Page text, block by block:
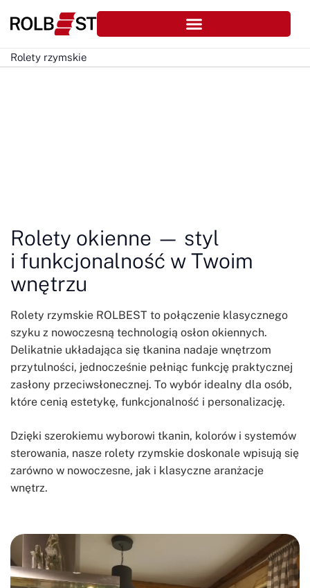
Rolety rzymskie
Rolety okienne — styl
i funkcjonalność w Twoim
wnętrzu
Rolety rzymskie ROLBEST to połączenie klasycznego
szyku z nowoczesną technologią osłon okiennych.
Delikatnie układająca się tkanina nadaje wnętrzom
przytulności, jednocześnie pełniąc funkcję praktycznej
zasłony przeciwsłonecznej. To wybór idealny dla osób,
które cenią estetykę, funkcjonalność i personalizację.
Dzięki szerokiemu wyborowi tkanin, kolorów i systemów
sterowania, nasze rolety rzymskie doskonale wpisują się
zarówno w nowoczesne, jak i klasyczne aranżacje
wnętrz.